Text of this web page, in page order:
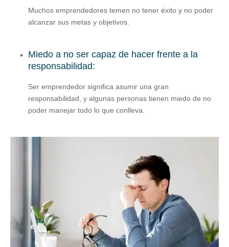
Muchos emprendedores temen no tener éxito y no poder
alcanzar sus metas y objetivos.
Miedo a no ser capaz de hacer frente a la
responsabilidad:
Ser emprendedor significa asumir una gran
responsabilidad, y algunas personas tienen miedo de no
poder manejar todo lo que conlleva.